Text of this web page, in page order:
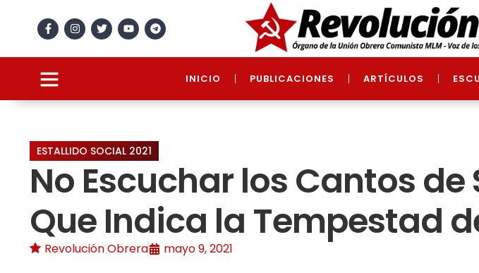
INICIO PUBLICACIONES ARTÍCULOS
ESTALLIDO SOCIAL 2021
No Escuchar los Cantos
Que Indica la Tempestad
Revolución Obrera mayo 9, 2021